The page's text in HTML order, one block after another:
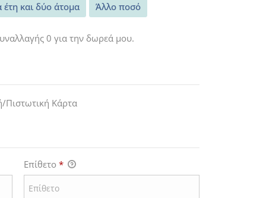
έτη και δύο άτομα Άλλο ποσό
0 για την δωρεά μου.
Πιστωτική Κάρτα
Επίθετο *